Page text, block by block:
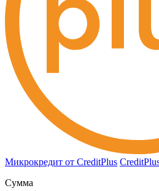
Микрокредит от CreditPlus
Сумма